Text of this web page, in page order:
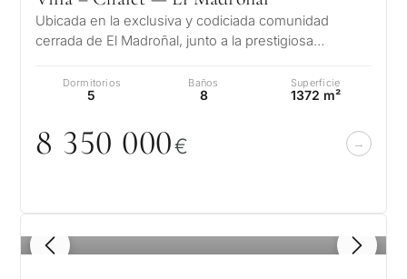
Ubicada en la exclusiva y codiciada comunidad
cerrada de El Madroñal, junto a la prestigiosa
Dormitorios
5
Baños
8
Superficie
1372 m²
8 350 000€
1 / 8